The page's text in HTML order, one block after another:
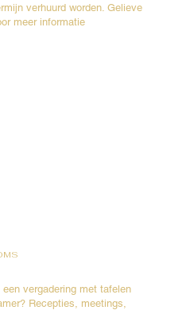
verhuurd worden. Gelieve
meer informatie
vergadering met tafelen
Recepties, meetings,